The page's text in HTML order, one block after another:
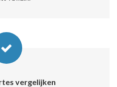
vergelijken